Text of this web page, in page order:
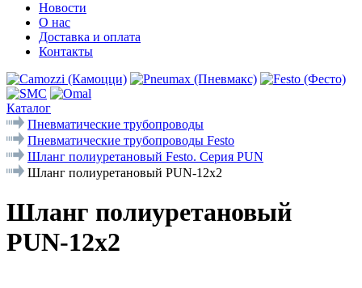
Новости
О нас
Доставка и оплата
Контакты
Каталог
Пневматические трубопроводы
Пневматические трубопроводы Festo
Шланг полиуретановый Festo. Серия PUN
Шланг полиуретановый PUN-12x2
Шланг полиуретановый
PUN-12x2